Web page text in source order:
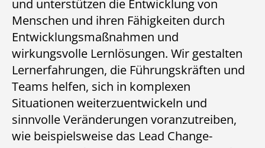
und unterstützen die Entwicklung von
Menschen und ihren Fähigkeiten durch
Entwicklungsmaßnahmen und
wirkungsvolle Lernlösungen. Wir gestalten
Lernerfahrungen, die Führungskräften und
Teams helfen, sich in komplexen
Situationen weiterzuentwickeln und
sinnvolle Veränderungen voranzutreiben,
wie beispielsweise das Lead Change-